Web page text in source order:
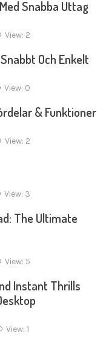
Snabba Uttag
View: 2
Och Enkelt
View: 0
& Funktioner
View: 2
View: 3
The Ultimate
View: 5
Instant Thrills
View: 1